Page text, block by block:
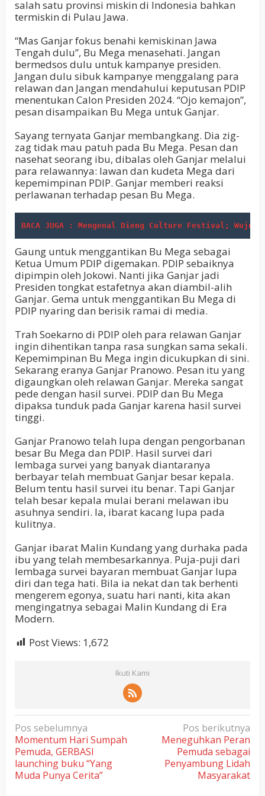
salah satu provinsi miskin di Indonesia bahkan
termiskin di Pulau Jawa.
“Mas Ganjar fokus benahi kemiskinan Jawa
Tengah dulu”, Bu Mega menasehati. Jangan
bermedsos dulu untuk kampanye presiden.
Jangan dulu sibuk kampanye menggalang para
relawan dan Jangan mendahului keputusan PDIP
menentukan Calon Presiden 2024. “Ojo kemajon”,
pesan disampaikan Bu Mega untuk Ganjar.
Sayang ternyata Ganjar membangkang. Dia zig-
zag tidak mau patuh pada Bu Mega. Pesan dan
nasehat seorang ibu, dibalas oleh Ganjar melalui
para relawannya: lawan dan kudeta Mega dari
kepemimpinan PDIP. Ganjar memberi reaksi
perlawanan terhadap pesan Bu Mega.
BACA JUGA : Mengenal Dieng Culture Festival; Wujud
Gaung untuk menggantikan Bu Mega sebagai
Ketua Umum PDIP digemakan. PDIP sebaiknya
dipimpin oleh Jokowi. Nanti jika Ganjar jadi
Presiden tongkat estafetnya akan diambil-alih
Ganjar. Gema untuk menggantikan Bu Mega di
PDIP nyaring dan berisik ramai di media.
Trah Soekarno di PDIP oleh para relawan Ganjar
ingin dihentikan tanpa rasa sungkan sama sekali.
Kepemimpinan Bu Mega ingin dicukupkan di sini.
Sekarang eranya Ganjar Pranowo. Pesan itu yang
digaungkan oleh relawan Ganjar. Mereka sangat
pede dengan hasil survei. PDIP dan Bu Mega
dipaksa tunduk pada Ganjar karena hasil survei
tinggi.
Ganjar Pranowo telah lupa dengan pengorbanan
besar Bu Mega dan PDIP. Hasil survei dari
lembaga survei yang banyak diantaranya
berbayar telah membuat Ganjar besar kepala.
Belum tentu hasil survei itu benar. Tapi Ganjar
telah besar kepala mulai berani melawan ibu
asuhnya sendiri. Ia, ibarat kacang lupa pada
kulitnya.
Ganjar ibarat Malin Kundang yang durhaka pada
ibu yang telah membesarkannya. Puja-puji dari
lembaga survei bayaran membuat Ganjar lupa
diri dan tega hati. Bila ia nekat dan tak berhenti
mengerem egonya, suatu hari nanti, kita akan
mengingatnya sebagai Malin Kundang di Era
Modern.
Post Views: 1,672
Ikuti Kami
N
a
v
i
Pos sebelumnya
Momentum Hari Sumpah
Pemuda, GERBASI
launching buku “Yang
Muda Punya Cerita”
Pos berikutnya
Meneguhkan Peran
Pemuda sebagai
Penyambung Lidah
Masyarakat